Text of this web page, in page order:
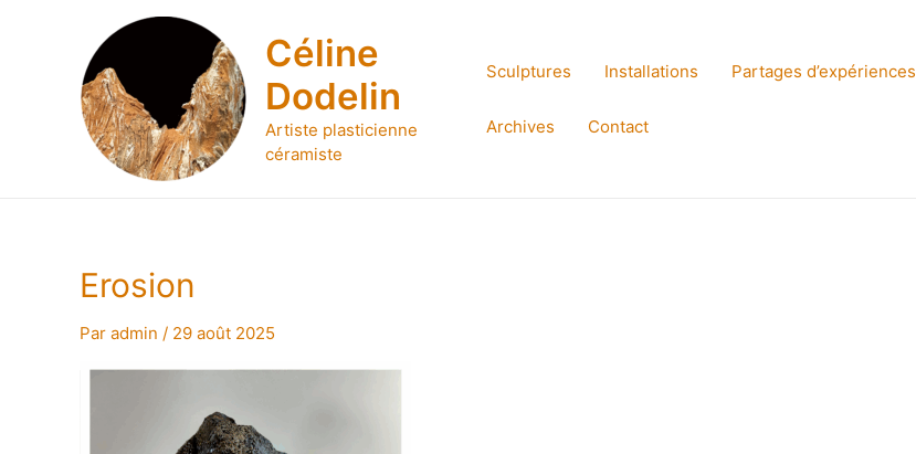
Céline
Dodelin
Artiste plasticienne
céramiste
Sculptures Installations Partages d’expériences
Archives Contact
Erosion
Par admin / 29 août 2025